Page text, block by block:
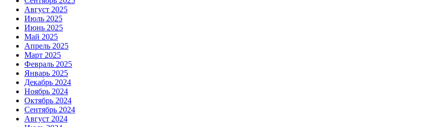
Август 2025
Июль 2025
Июнь 2025
Май 2025
Апрель 2025
Март 2025
Февраль 2025
Январь 2025
Декабрь 2024
Ноябрь 2024
Октябрь 2024
Сентябрь 2024
Август 2024